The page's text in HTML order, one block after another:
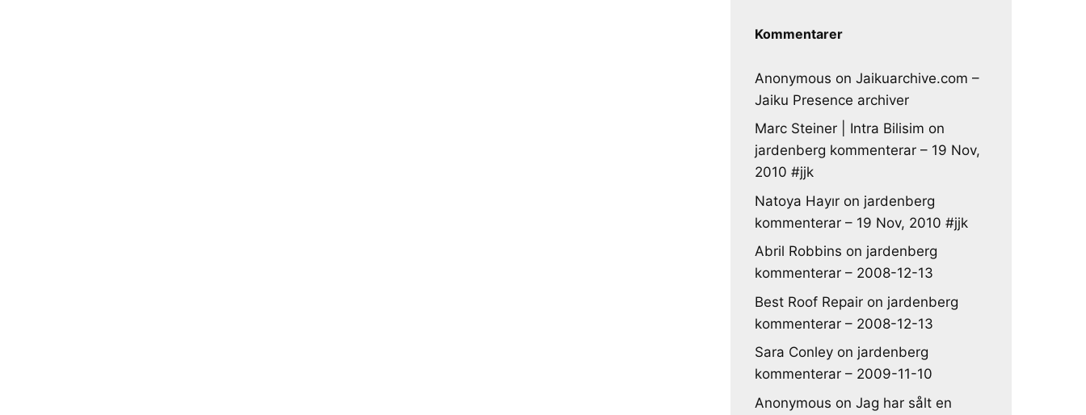
Kommentarer
Anonymous on Jaikuarchive.com –
Jaiku Presence archiver
Marc Steiner | Intra Bilisim on
jardenberg kommenterar – 19 Nov,
2010 #jjk
Natoya Hayır on jardenberg
kommenterar – 19 Nov, 2010 #jjk
Abril Robbins on jardenberg
kommenterar – 2008-12-13
Best Roof Repair on jardenberg
kommenterar – 2008-12-13
Sara Conley on jardenberg
kommenterar – 2009-11-10
Anonymous on Jag har sålt en